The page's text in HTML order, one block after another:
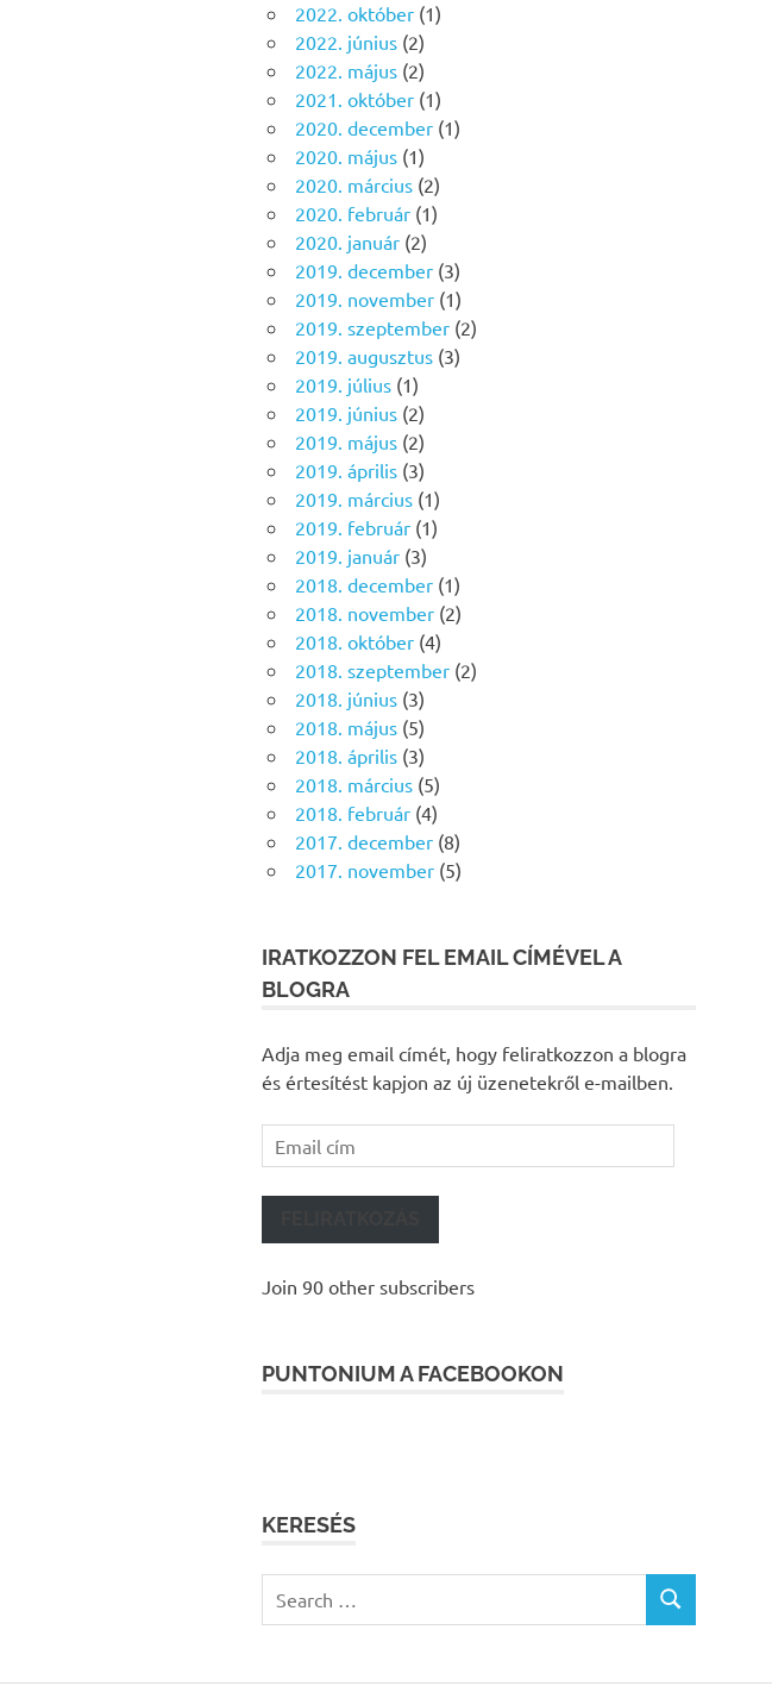
2022. október (1)
2022. június (2)
2022. május (2)
2021. október (1)
2020. december (1)
2020. május (1)
2020. március (2)
2020. február (1)
2020. január (2)
2019. december (3)
2019. november (1)
2019. szeptember (2)
2019. augusztus (3)
2019. július (1)
2019. június (2)
2019. május (2)
2019. április (3)
2019. március (1)
2019. február (1)
2019. január (3)
2018. december (1)
2018. november (2)
2018. október (4)
2018. szeptember (2)
2018. június (3)
2018. május (5)
2018. április (3)
2018. március (5)
2018. február (4)
2017. december (8)
2017. november (5)
IRATKOZZON FEL EMAIL CÍMÉVEL A
BLOGRA
Adja meg email címét, hogy feliratkozzon a blogra
és értesítést kapjon az új üzenetekről e-mailben.
Email
cím
Join 90 other subscribers
PUNTONIUM A FACEBOOKON
KERESÉS
for:
SEARCH